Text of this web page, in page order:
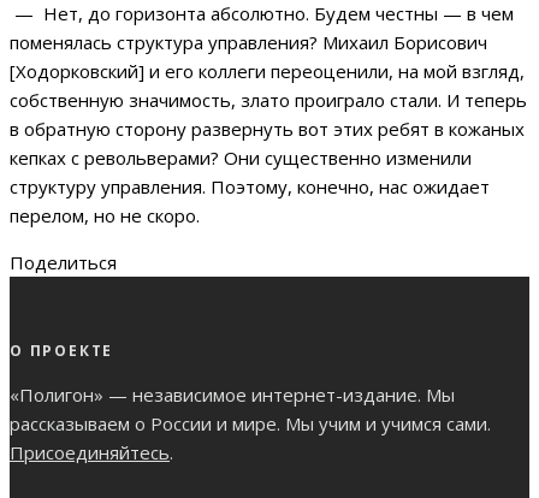
— Нет, до горизонта абсолютно. Будем честны — в чем
поменялась структура управления? Михаил Борисович
[Ходорковский] и его коллеги переоценили, на мой взгляд,
собственную значимость, злато проиграло стали. И теперь
в обратную сторону развернуть вот этих ребят в кожаных
кепках с револьверами? Они существенно изменили
структуру управления. Поэтому, конечно, нас ожидает
перелом, но не скоро.
Поделиться
О ПРОЕКТЕ
«Полигон» — независимое интернет-издание. Мы
рассказываем о России и мире. Мы учим и учимся сами.
Присоединяйтесь.